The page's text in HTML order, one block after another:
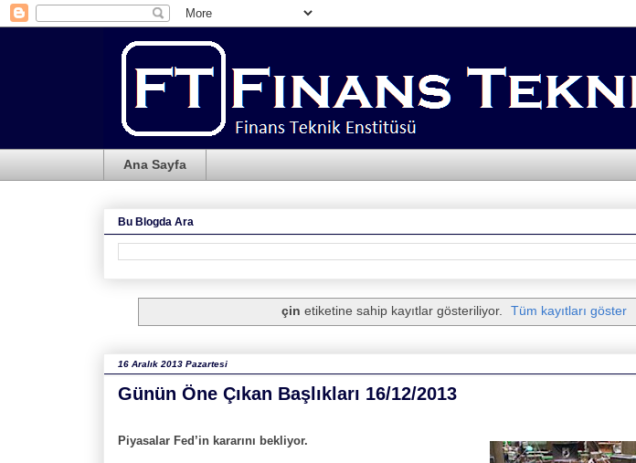
Ana Sayfa
Bu Blogda Ara
çin etiketine sahip kayıtlar gösteriliyor. Tüm kayıtları göster
16 Aralık 2013 Pazartesi
Günün Öne Çıkan Başlıkları 16/12/2013
Piyasalar Fed’in kararını bekliyor.